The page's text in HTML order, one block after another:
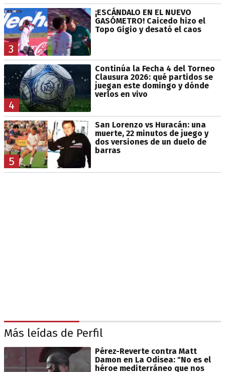
3
¡ESCÁNDALO EN EL NUEVO
GASÓMETRO! Caicedo hizo el
Topo Gigio y desató el caos
4
Continúa la Fecha 4 del Torneo
Clausura 2026: qué partidos se
juegan este domingo y dónde
verlos en vivo
5
San Lorenzo vs Huracán: una
muerte, 22 minutos de juego y
dos versiones de un duelo de
barras
Más leídas de Perfil
Pérez-Reverte contra Matt
Damon en La Odisea: "No es el
héroe mediterráneo que nos